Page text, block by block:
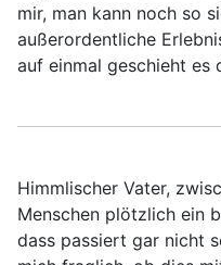
mir, man kann noch so
außerordentliche
auf einmal geschieht es
Himmlischer Vater,
Menschen plötzlich ein
dass passiert gar nicht